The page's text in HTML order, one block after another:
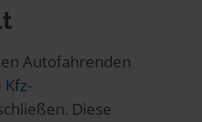
Autofahrenden
Kfz-
Diese